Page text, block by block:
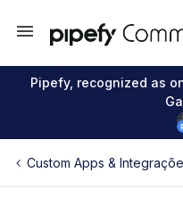
Pipefy, recognized as
Custom Apps &